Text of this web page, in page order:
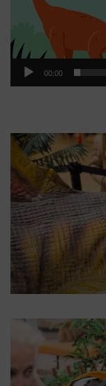
00:00